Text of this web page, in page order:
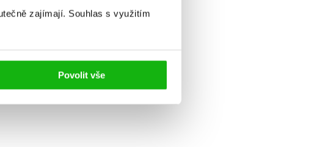
zajímají. Souhlas s využitím
Povolit vše